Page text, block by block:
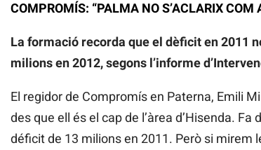
COMPROMÍS: “PALMA NO S’ACLARIX COM
La formació recorda que el dèficit en 2011
milions en 2012, segons l’informe
El regidor de Compromís en Paterna, Emili
des que ell és el cap de l’àrea d’Hisenda.
déficit de 13 milions en 2011. Però si mirem